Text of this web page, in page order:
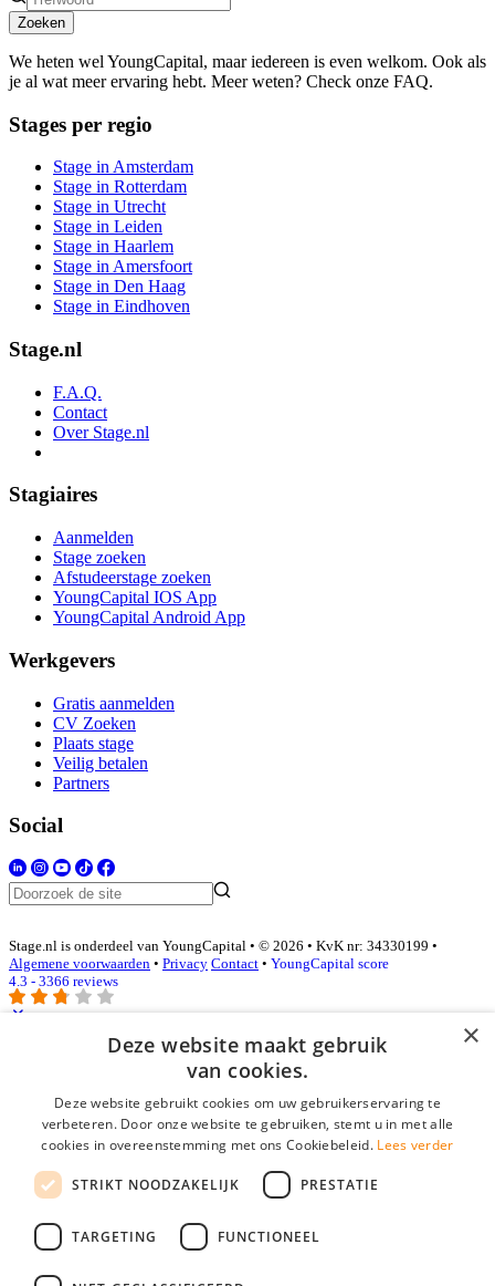
Zoeken
We heten wel YoungCapital, maar iedereen is even welkom. Ook als
je al wat meer ervaring hebt. Meer weten? Check onze FAQ.
Stages per regio
Stage in Amsterdam
Stage in Rotterdam
Stage in Utrecht
Stage in Leiden
Stage in Haarlem
Stage in Amersfoort
Stage in Den Haag
Stage in Eindhoven
Stage.nl
F.A.Q.
Contact
Over Stage.nl
Stagiaires
Aanmelden
Stage zoeken
Afstudeerstage zoeken
YoungCapital IOS App
YoungCapital Android App
Werkgevers
Gratis aanmelden
CV Zoeken
Plaats stage
Veilig betalen
Partners
Social
Stage.nl is onderdeel van YoungCapital • © 2026 • KvK nr: 34330199 •
Algemene voorwaarden • Privacy Contact • YoungCapital score
4.3 - 3366 reviews
Inloggen als bedrijf
E-mail*
Wachtwoord
login gegevens onthouden
login
Bedrijf aanmelden
×
Deze website maakt gebruik
van cookies.
Deze website gebruikt cookies om uw gebruikerservaring te
verbeteren. Door onze website te gebruiken, stemt u in met alle
cookies in overeenstemming met ons Cookiebeleid. Lees verder
STRIKT NOODZAKELIJK PRESTATIE
TARGETING FUNCTIONEEL